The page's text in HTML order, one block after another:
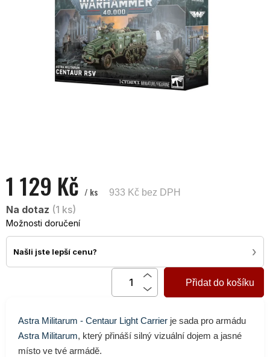
1 129 Kč / ks 933 Kč bez DPH
Měrná
cena:
Na dotaz (1 ks)
Možnosti doručení
Našli jste lepší cenu? ›
Přidat do košíku
Astra Militarum - Centaur Light Carrier je sada pro armádu
Astra Militarum, který přináší silný vizuální dojem a jasné
místo ve tvé armádě.